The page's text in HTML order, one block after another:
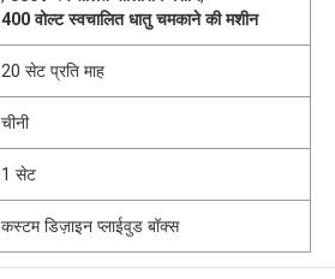
400 वोल्ट स्वचालित धातु चमकाने की मशीन
20 सेट प्रति माह
चीनी
1 सेट
कस्टम डिज़ाइन प्लाईवुड बॉक्स